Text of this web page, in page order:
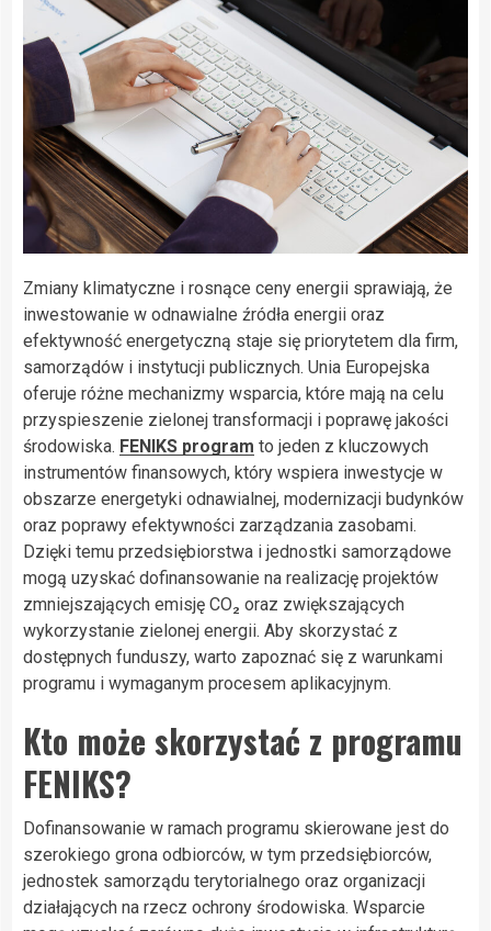
Zmiany klimatyczne i rosnące ceny energii sprawiają, że
inwestowanie w odnawialne źródła energii oraz
efektywność energetyczną staje się priorytetem dla firm,
samorządów i instytucji publicznych. Unia Europejska
oferuje różne mechanizmy wsparcia, które mają na celu
przyspieszenie zielonej transformacji i poprawę jakości
środowiska. FENIKS program to jeden z kluczowych
instrumentów finansowych, który wspiera inwestycje w
obszarze energetyki odnawialnej, modernizacji budynków
oraz poprawy efektywności zarządzania zasobami.
Dzięki temu przedsiębiorstwa i jednostki samorządowe
mogą uzyskać dofinansowanie na realizację projektów
zmniejszających emisję CO₂ oraz zwiększających
wykorzystanie zielonej energii. Aby skorzystać z
dostępnych funduszy, warto zapoznać się z warunkami
programu i wymaganym procesem aplikacyjnym.
Kto może skorzystać z programu
FENIKS?
Dofinansowanie w ramach programu skierowane jest do
szerokiego grona odbiorców, w tym przedsiębiorców,
jednostek samorządu terytorialnego oraz organizacji
działających na rzecz ochrony środowiska. Wsparcie